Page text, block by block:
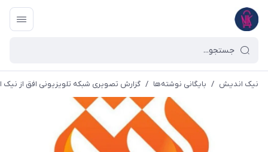
نیک اندیش / بایگانی نوشته‌ها / گزارش تصویری شبکه تلویزیونی افق از نیک